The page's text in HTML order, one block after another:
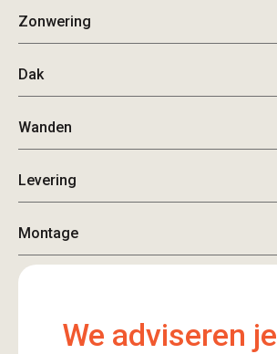
Zonwering
Dak
Wanden
Levering
Montage
We adviseren je